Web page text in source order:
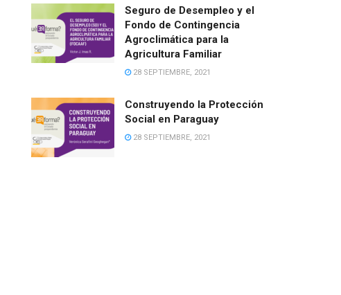
Seguro de Desempleo y el
Fondo de Contingencia
Agroclimática para la
Agricultura Familiar
28 SEPTIEMBRE, 2021
Construyendo la Protección
Social en Paraguay
28 SEPTIEMBRE, 2021